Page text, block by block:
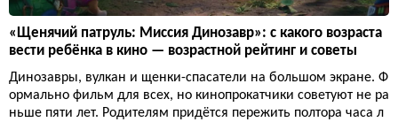
«Щенячий патруль: Миссия Динозавр»: с какого возраста
вести ребёнка в кино — возрастной рейтинг и советы
Динозавры, вулкан и щенки-спасатели на большом экране. Ф
ормально фильм для всех, но кинопрокатчики советуют не ра
ньше пяти лет. Родителям придётся пережить полтора часа л